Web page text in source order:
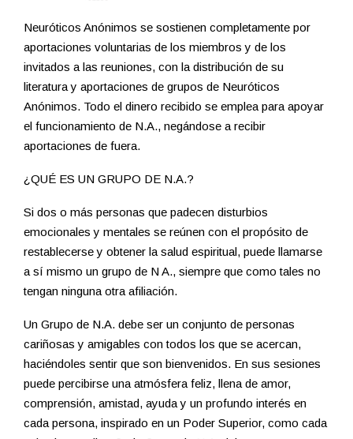
Neuróticos Anónimos se sostienen completamente por
aportaciones voluntarias de los miembros y de los
invitados a las reuniones, con la distribución de su
literatura y aportaciones de grupos de Neuróticos
Anónimos. Todo el dinero recibido se emplea para apoyar
el funcionamiento de N.A., negándose a recibir
aportaciones de fuera.
¿QUÉ ES UN GRUPO DE N.A.?
Si dos o más personas que padecen disturbios
emocionales y mentales se reúnen con el propósito de
restablecerse y obtener la salud espiritual, puede llamarse
a sí mismo un grupo de N A., siempre que como tales no
tengan ninguna otra afiliación.
Un Grupo de N.A. debe ser un conjunto de personas
cariñosas y amigables con todos los que se acercan,
haciéndoles sentir que son bienvenidos. En sus sesiones
puede percibirse una atmósfera feliz, llena de amor,
comprensión, amistad, ayuda y un profundo interés en
cada persona, inspirado en un Poder Superior, como cada